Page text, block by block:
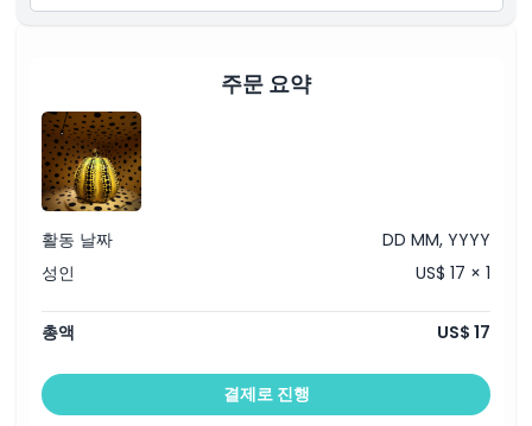
위치
주문 요약
활동 날짜
DD MM, YYYY
성인
US$ 17 × 1
총액 US$ 17
결제로 진행